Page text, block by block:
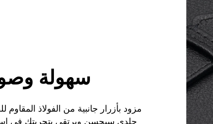
سهولة
مزود بأزرار جانبية من الفولاذ
جلدي سيحسن ويرتقي بتجربتك في